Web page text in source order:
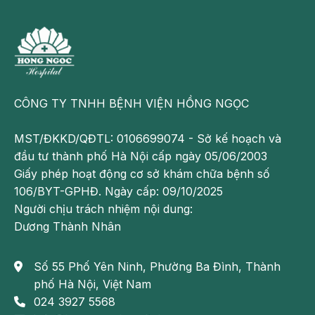
thể virus viêm gan B. Do vậy, những người chưa tiêm
phòng vắc xin viêm gan B hoặc nói cách khác là những
người chưa có khả năng miễn nhiễm với virus viêm gan
B rất dễ là đối tượng để viêm gan D tấn công.
Nó sẽ lây truyền qua 3 con đường: đường máu, đường
tình dục và từ mẹ sang con.
Đường máu:Những người bị viêm gan B hoặc viêm gan
B và D dùng chung bơm kim tiêm, truyền máu hoặc dùng
chung đồ dùng, dụng cụ dính máu sẽ làm lây nhiễm virus
CÔNG TY TNHH BỆNH VIỆN HỒNG NGỌC
MST/ĐKKD/QĐTL: 0106699074 - Sở kế hoạch và
đầu tư thành phố Hà Nội cấp ngày 05/06/2003
Giấy phép hoạt động cơ sở khám chữa bệnh số
106/BYT-GPHĐ. Ngày cấp: 09/10/2025
Người chịu trách nhiệm nội dung:
Dương Thành Nhân
Số 55 Phố Yên Ninh, Phường Ba Đình, Thành
phố Hà Nội, Việt Nam
024 3927 5568